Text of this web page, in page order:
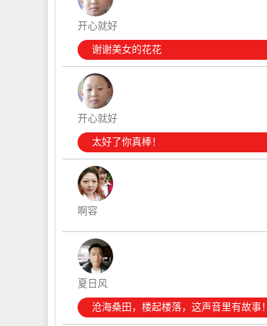
开心就好
谢谢美女的花花
开心就好
太好了你真棒！
啊容
夏日风
沧海桑田，楼起楼落，这声音里有故事！